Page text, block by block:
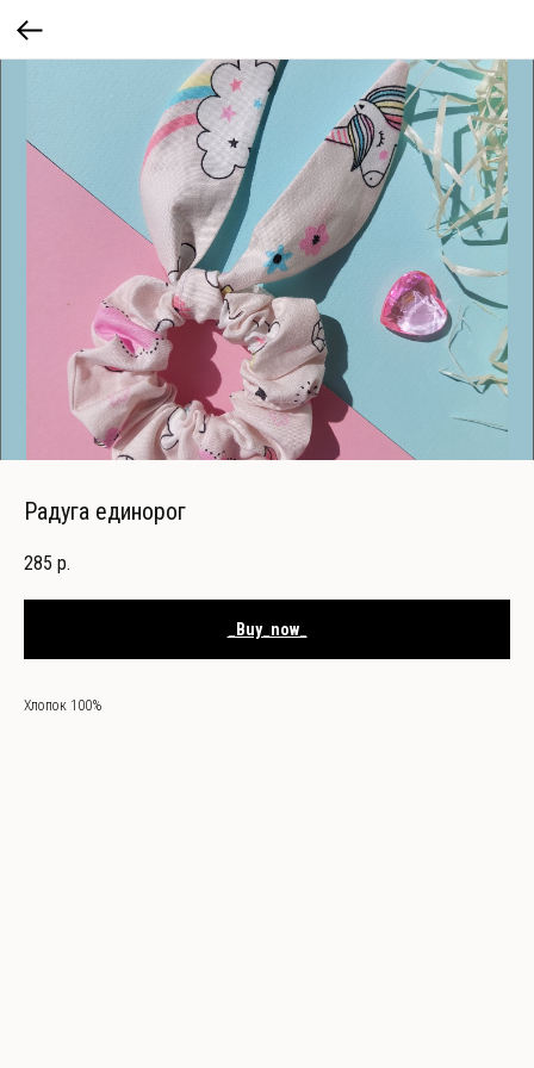
Радуга единорог
285 р.
_Buy_now_
Хлопок 100%